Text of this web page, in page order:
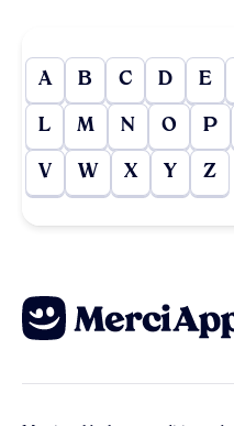
A B C D E
L M N O P
V W X Y Z